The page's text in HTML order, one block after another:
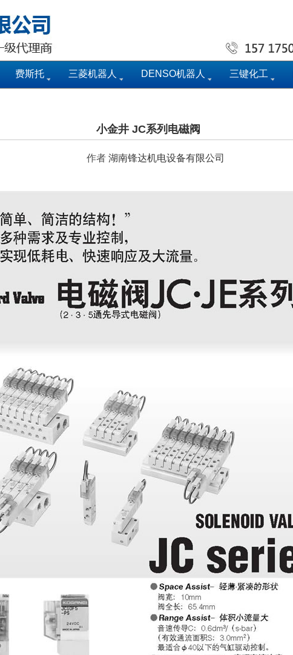
费斯托 三菱机器人 DENSO机器人 三键化工
小金井 JC系列电磁阀
作者 湖南锋达机电设备有限公司